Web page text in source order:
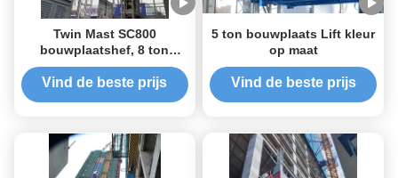
Twin Mast SC800
bouwplaatshef, 8 ton
hoogbouwmateriaalhef
Vind de beste prijs
5 ton bouwplaats Lift kleur
op maat
Vind de beste prijs